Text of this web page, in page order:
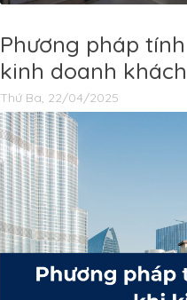
Phương pháp
kinh doanh
Thứ Ba, 22/04/2025